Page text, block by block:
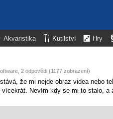
Akvaristika Kutilství Hry
, 2 odpovědi (1177 zobrazení)
že mi nejde obraz videa nebo
Nevím kdy se mi to stalo, a